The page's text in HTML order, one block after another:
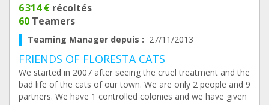
6 314 € récoltés
60 Teamers
Teaming Manager depuis : 27/11/2013
FRIENDS OF FLORESTA CATS
We started in 2007 after seeing the cruel treatment and the
bad life of the cats of our town. We are only 2 people and 9
partners. We have 1 controlled colonies and we have given